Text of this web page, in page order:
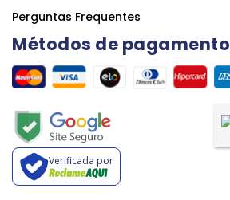
Perguntas Frequentes
Métodos de pagamento
Verificada por